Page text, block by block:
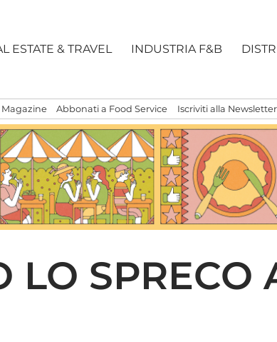
ESTATE & TRAVEL INDUSTRIA F&B
Magazine Abbonati a Food Service Iscriviti alla Newsletter
LO SPRECO